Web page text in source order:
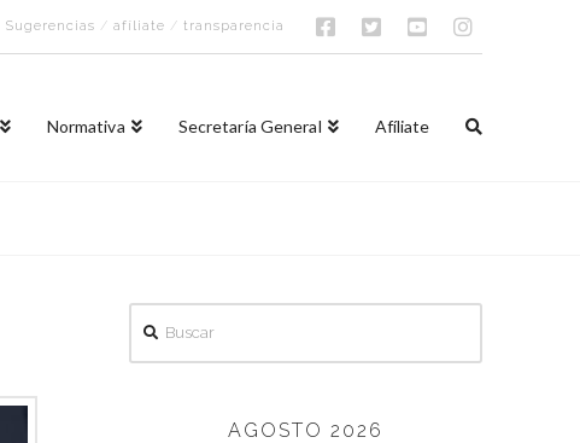
Sugerencias /afíliate /transparencia
Normativa Secretaría General Afíliate
AGOSTO 2026